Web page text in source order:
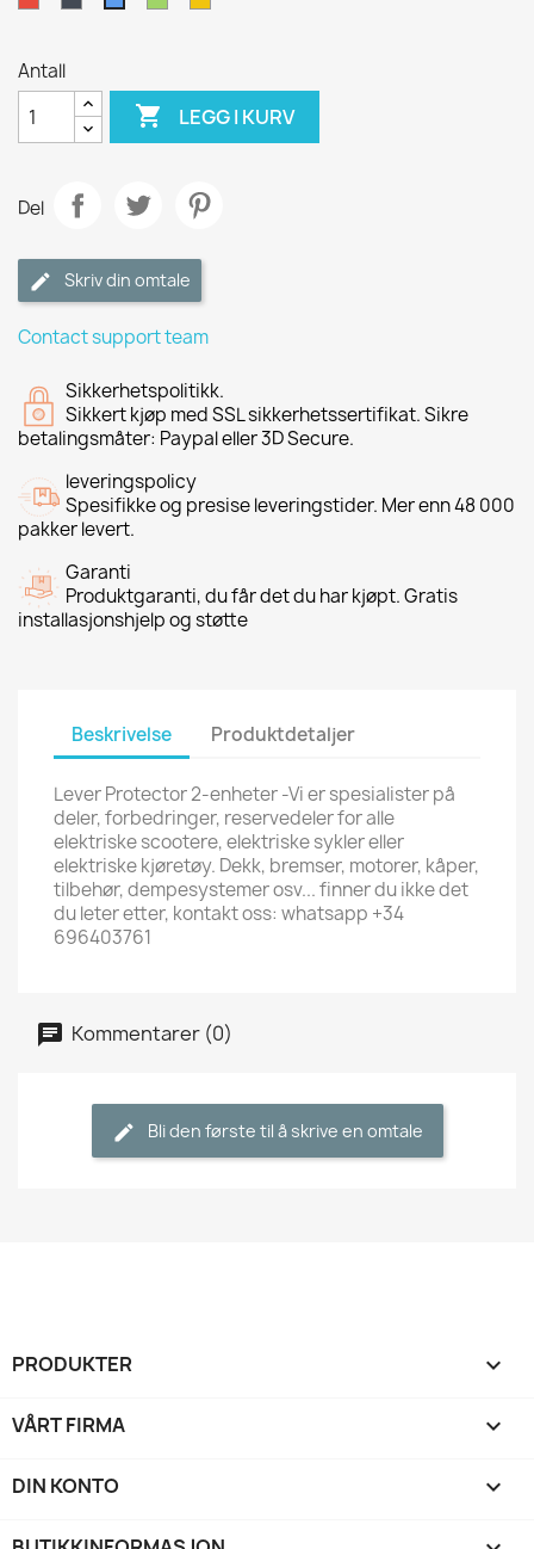
Antall
 LEGG I KURV
Del
Skriv din omtale
Contact support team
Sikkerhetspolitikk.
Sikkert kjøp med SSL sikkerhetssertifikat. Sikre
betalingsmåter: Paypal eller 3D Secure.
leveringspolicy
Spesifikke og presise leveringstider. Mer enn 48 000
pakker levert.
Garanti
Produktgaranti, du får det du har kjøpt. Gratis
installasjonshjelp og støtte
Beskrivelse Produktdetaljer
Lever Protector 2-enheter -Vi er spesialister på
deler, forbedringer, reservedeler for alle
elektriske scootere, elektriske sykler eller
elektriske kjøretøy. Dekk, bremser, motorer, kåper,
tilbehør, dempesystemer osv... finner du ikke det
du leter etter, kontakt oss: whatsapp +34
696403761
Kommentarer (0)
Bli den første til å skrive en omtale
PRODUKTER 
VÅRT FIRMA 
DIN KONTO 